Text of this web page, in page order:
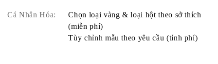
Cá Nhân Hóa:
Chọn loại vàng & loại hột theo sở thích
(miễn phí)
Tùy chỉnh mẫu theo yêu cầu (tính phí)